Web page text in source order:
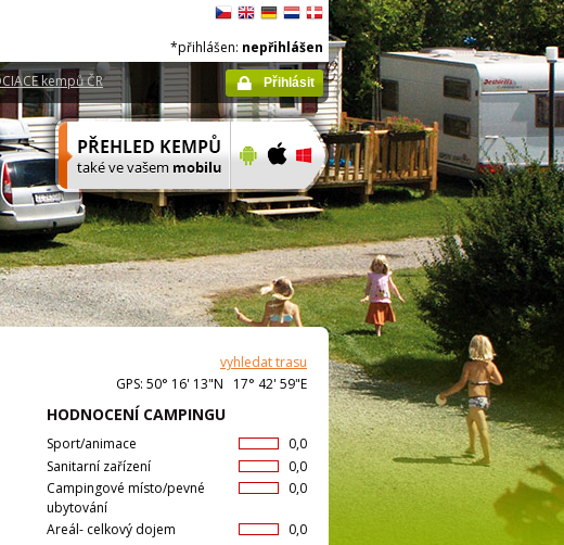
kempů ČR
*přihlášen: nepřihlášen
Přihlásit
vyhledat trasu
GPS: 50° 16' 13"N 17° 42' 59"E
HODNOCENÍ CAMPINGU
0,0
Sport/animace
0,0
Sanitarní zařízení
0,0
Campingové místo/pevné
ubytování
0,0
Areál- celkový dojem